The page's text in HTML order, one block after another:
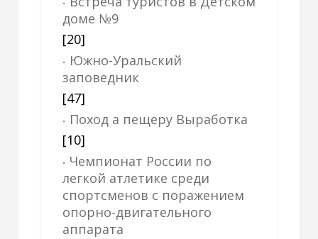
доме №9
[20]
Южно-Уральский
заповедник
[47]
Поход а пещеру Выработка
[10]
Чемпионат России по
легкой атлетике среди
спортсменов с поражением
опорно-двигательного
аппарата